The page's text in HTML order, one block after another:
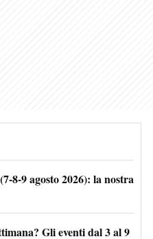
8-9 agosto 2026): la nostra
Gli eventi dal 3 al 9